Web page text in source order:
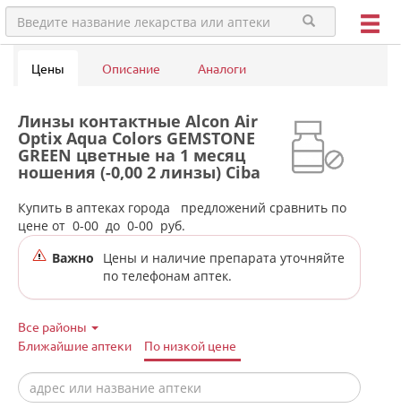
Цены Описание Аналоги
Линзы контактные Alcon Air
Optix Aqua Colors GEMSTONE
GREEN цветные на 1 месяц
ношения (-0,00 2 линзы) Ciba
Купить в аптеках города
предложений сравнить по
цене от 0-00 до 0-00 руб.
Важно
Цены и наличие препарата уточняйте
по телефонам аптек.
Все районы
Ближайшие аптеки
По низкой цене